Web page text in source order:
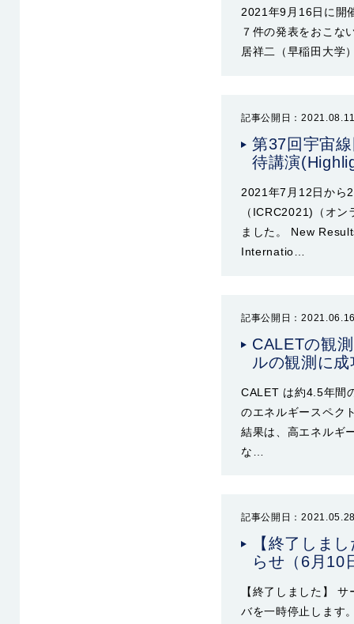
2021年9月16日に開
７件の発表をおこな
居祥二（早稲田大学
記事公開日：
第37回宇宙
待講演
2021年7月12日から
（ICRC2021)（オ
ました。 New
Internatio…
記事公開日：
CALETの観
ルの観測に成
CALET は約4.5年間
のエネルギースペク
結果は、高エネルギ
な…
記事公開日：
【終了しま
らせ（6月10
【終了しました】
バを一時停止しま